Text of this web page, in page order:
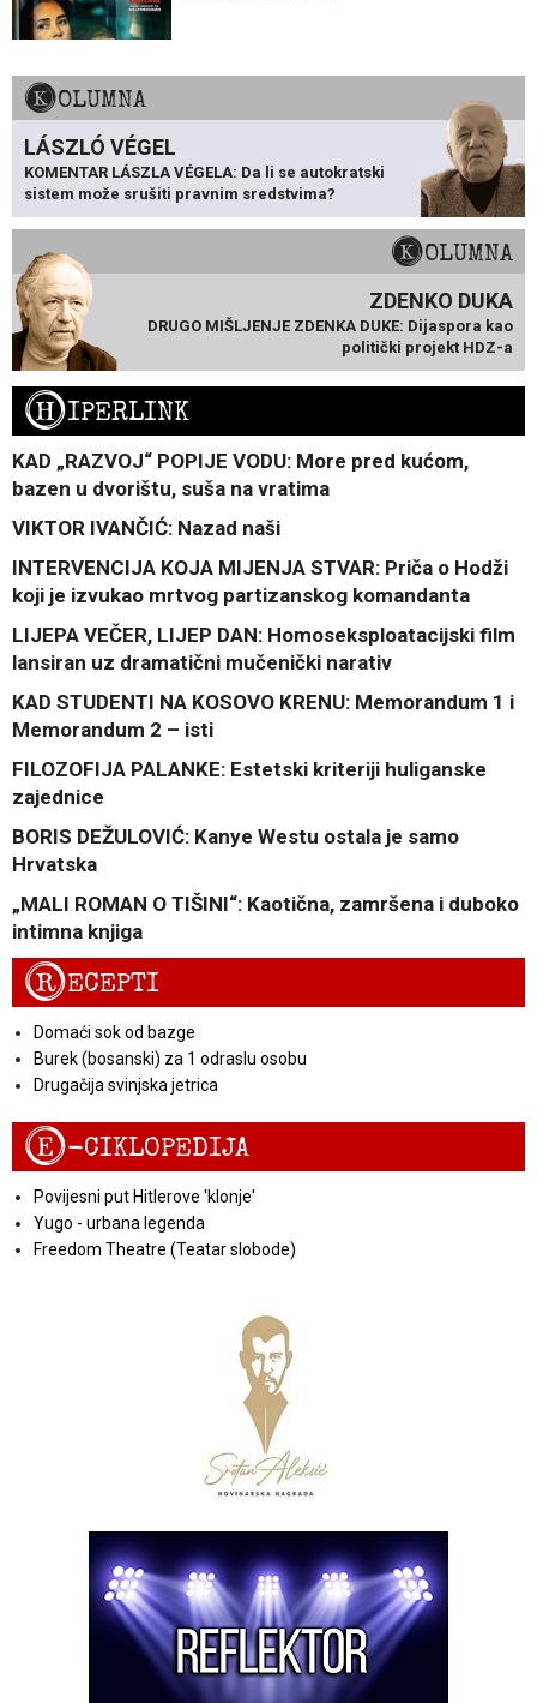
KOLUMNA
LÁSZLÓ VÉGEL
KOMENTAR LÁSZLA VÉGELA: Da li se autokratski
sistem može srušiti pravnim sredstvima?
KOLUMNA
ZDENKO DUKA
DRUGO MIŠLJENJE ZDENKA DUKE: Dijaspora kao
politički projekt HDZ-a
HIPERLINK
KAD „RAZVOJ“ POPIJE VODU: More pred kućom,
bazen u dvorištu, suša na vratima
VIKTOR IVANČIĆ: Nazad naši
INTERVENCIJA KOJA MIJENJA STVAR: Priča o Hodži
koji je izvukao mrtvog partizanskog komandanta
LIJEPA VEČER, LIJEP DAN: Homoseksploatacijski film
lansiran uz dramatični mučenički narativ
KAD STUDENTI NA KOSOVO KRENU: Memorandum 1 i
Memorandum 2 – isti
FILOZOFIJA PALANKE: Estetski kriteriji huliganske
zajednice
BORIS DEŽULOVIĆ: Kanye Westu ostala je samo
Hrvatska
„MALI ROMAN O TIŠINI“: Kaotična, zamršena i duboko
intimna knjiga
RECEPTI
Domaći sok od bazge
Burek (bosanski) za 1 odraslu osobu
Drugačija svinjska jetrica
E-CIKLOPEDIJA
Povijesni put Hitlerove 'klonje'
Yugo - urbana legenda
Freedom Theatre (Teatar slobode)